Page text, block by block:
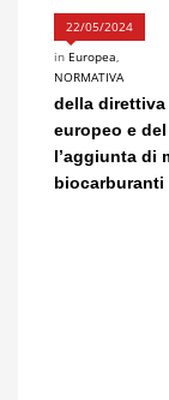
22/05/2024
in Europea,
NORMATIVA
della direttiva
europeo e
l’aggiunta di
biocarburanti